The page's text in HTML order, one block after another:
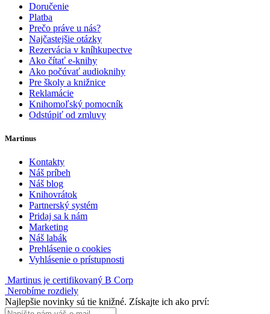
Doručenie
Platba
Prečo práve u nás?
Najčastejšie otázky
Rezervácia v kníhkupectve
Ako čítať e-knihy
Ako počúvať audioknihy
Pre školy a knižnice
Reklamácie
Knihomoľský pomocník
Odstúpiť od zmluvy
Martinus
Kontakty
Náš príbeh
Náš blog
Knihovrátok
Partnerský systém
Pridaj sa k nám
Marketing
Náš labák
Prehlásenie o cookies
Vyhlásenie o prístupnosti
Martinus je certifikovaný B Corp
Nerobíme rozdiely
Najlepšie novinky sú tie knižné. Získajte ich ako prví: